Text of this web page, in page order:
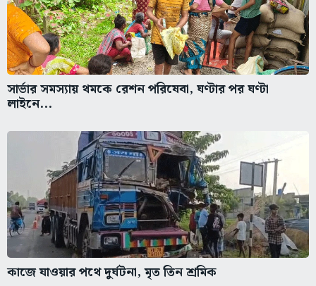
সার্ভার সমস্যায় থমকে রেশন পরিষেবা, ঘণ্টার পর ঘণ্টা
লাইনে...
কাজে যাওয়ার পথে দুর্ঘটনা, মৃত তিন শ্রমিক